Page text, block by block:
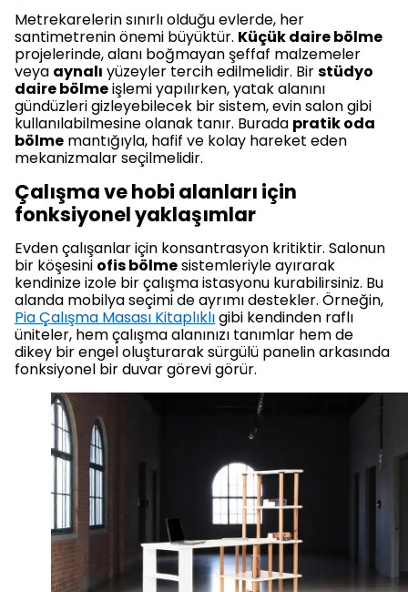
Metrekarelerin sınırlı olduğu evlerde, her
santimetrenin önemi büyüktür. Küçük daire bölme
projelerinde, alanı boğmayan şeffaf malzemeler
veya aynalı yüzeyler tercih edilmelidir. Birstüdyo
daire bölmeişlemi yapılırken, yatak alanını
gündüzleri gizleyebilecek bir sistem, evin salon gibi
kullanılabilmesine olanak tanır. Burada pratik oda
bölme mantığıyla, hafif ve kolay hareket eden
mekanizmalar seçilmelidir.
Çalışma ve hobi alanları için
fonksiyonel yaklaşımlar
Evden çalışanlar için konsantrasyon kritiktir. Salonun
bir köşesini ofis bölmesistemleriyle ayırarak
kendinize izole bir çalışma istasyonu kurabilirsiniz. Bu
alanda mobilya seçimi de ayrımı destekler. Örneğin,
Pia Çalışma Masası Kitaplıklıgibi kendinden raflı
üniteler, hem çalışma alanınızı tanımlar hem de
dikey bir engel oluşturarak sürgülü panelin arkasında
fonksiyonel bir duvar görevi görür.